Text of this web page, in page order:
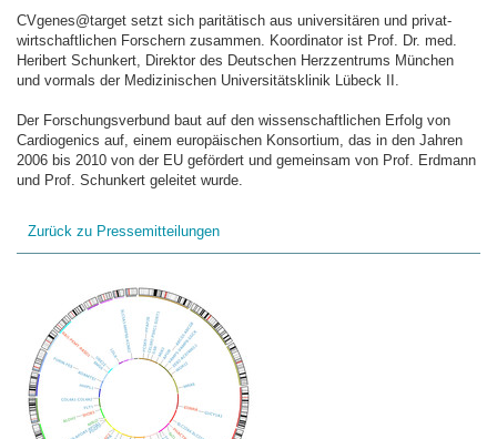
CVgenes@target setzt sich paritätisch aus universitären und privat-
wirtschaftlichen Forschern zusammen. Koordinator ist Prof. Dr. med.
Heribert Schunkert, Direktor des Deutschen Herzzentrums München
und vormals der Medizinischen Universitätsklinik Lübeck II.
Der Forschungsverbund baut auf den wissenschaftlichen Erfolg von
Cardiogenics auf, einem europäischen Konsortium, das in den Jahren
2006 bis 2010 von der EU gefördert und gemeinsam von Prof. Erdmann
und Prof. Schunkert geleitet wurde.
Zurück zu Pressemitteilungen